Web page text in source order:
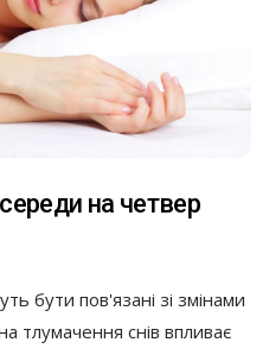
на четвер
бути пов'язані зі змінами
тлумачення снів впливає